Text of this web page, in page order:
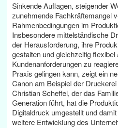
Sinkende Auflagen, steigender
zunehmende Fachkräftemangel
Rahmenbedingungen im
Insbesondere mittelständische
der Herausforderung, ihre
gestalten und gleichzeitig flexibel
Kundenanforderungen zu
Praxis gelingen kann, zeigt ein
Canon am Beispiel der
Christian Scheffel, der das
Generation führt, hat die
Digitaldruck umgestellt und
weitere Entwicklung des